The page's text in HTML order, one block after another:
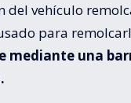
del vehículo
para
mediante una